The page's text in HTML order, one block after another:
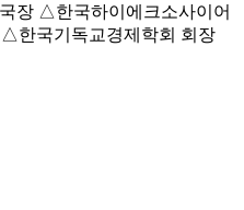
장 △한국하이에크소사이어
한국기독교경제학회 회장